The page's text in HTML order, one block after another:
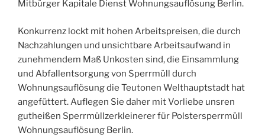
Mitbürger Kapitale Dienst Wohnungsauflösung Berlin.
Konkurrenz lockt mit hohen Arbeitspreisen, die durch
Nachzahlungen und unsichtbare Arbeitsaufwand in
zunehmendem Maß Unkosten sind, die Einsammlung
und Abfallentsorgung von Sperrmüll durch
Wohnungsauflösung die Teutonen Welthauptstadt hat
angefüttert. Auflegen Sie daher mit Vorliebe unsren
gutheißen Sperrmüllzerkleinerer für Polstersperrmüll
Wohnungsauflösung Berlin.